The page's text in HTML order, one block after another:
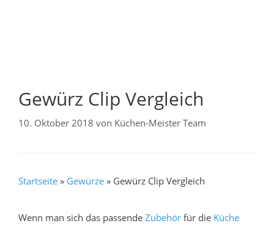
Gewürz Clip Vergleich
10. Oktober 2018 von Küchen-Meister Team
Startseite » Gewürze » Gewürz Clip Vergleich
Wenn man sich das passende Zubehör für die Küche